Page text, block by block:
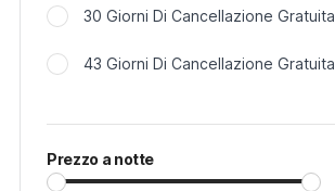
30 Giorni Di Cancellazione Gratuita
43 Giorni Di Cancellazione Gratuita
Prezzo a notte